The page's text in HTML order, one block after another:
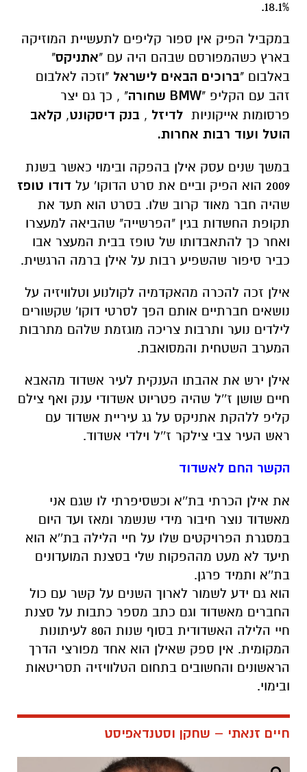
18.1%.
במקביל הפיק אין ספור קליפים לתעשיית המוזיקה
בארץ כשהמפורסם שבהם היה עם "אתניקס"
באלבום "ברוכים הבאים לישראל "וזכה לאלבום
זהב עם הקליפ "BMW שחורה" , כך גם יצר
פרסומות אייקוניות לדיזל , בנק דיסקונט, קלאב
הוטל ועוד רבות אחרות.
במשך שנים עסק אילן בהפקה ובימוי כאשר בשנת
2009 הוא הפיק וביים את סרט הדוקו' על
דודו טופז
שהיה חבר מאוד קרוב שלו. בסרט הוא תעד את
תקופת החשדות בגין "הפרשייה" שהביאה למעצרו
ואחר כך להתאבדותו של טופז בבית המעצר אבו
כביר סיפור שהשפיע רבות על אילן ברמה הרגשית.
אילן זכה להכרה מהאקדמיה לקולנוע וטלוויזיה על
נושאים חברתיים אותם הפך לסרטי דוקו' שקשורים
לילדים נוער ותרבות צריכה מוגזמת שלהם מתרבות
המערב השטחית והמסואבת.
אילן ירש את אהבתו הענקית לעיר אשדוד מהאבא
חיים שושן ז''ל שהיה פטריוט אשדודי ענק ואף צילם
קליפ ללהקת אתניקס על גג עיריית אשדוד עם
ראש העיר צבי צילקר ז''ל וילדי אשדוד.
הקשר החם לאשדוד
את אילן הכרתי בת''א וכשסיפרתי לו שגם אני
מאשדוד נוצר חיבור מידי שנשמר ומאז ועד היום
במסגרת הפרויקטים שלו על חיי הלילה בת''א הוא
תיעד לא מעט מההפקות שלי בסצנת המועדונים
בת''א ותמיד פרגן.
הוא גם ידע לשמור לארוך השנים על קשר עם כול
החברים מאשדוד וגם כתב מספר כתבות על סצנת
חיי הלילה האשדודית בסוף שנות ה80 לעיתונות
המקומית. אין ספק שאילן הוא אחד מפורצי הדרך
הראשונים והחשובים בתחום הטלוויזיה תסריטאות
ובימוי.
חיים זנאתי – שחקן וסטנדאפיסט